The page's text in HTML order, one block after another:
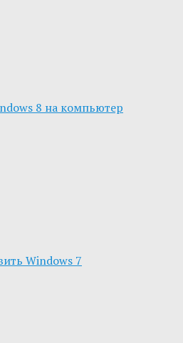
8 на компьютер
Windows 7